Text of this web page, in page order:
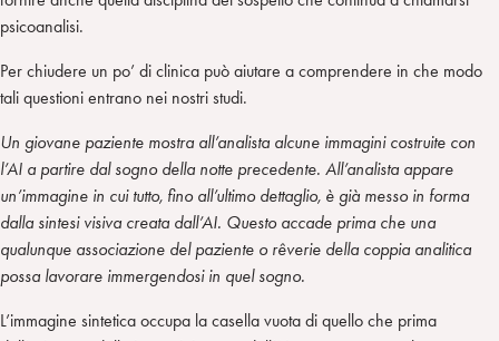
psicoanalisi.
Per chiudere un po’ di clinica può aiutare a comprendere in che modo
tali questioni entrano nei nostri studi.
Un giovane paziente mostra all’analista alcune immagini costruite con
l’AI a partire dal sogno della notte precedente. All’analista appare
un’immagine in cui tutto, fino all’ultimo dettaglio, è già messo in forma
dalla sintesi visiva creata dall’AI. Questo accade prima che una
qualunque associazione del paziente o rêverie della coppia analitica
possa lavorare immergendosi in quel sogno.
L’immagine sintetica occupa la casella vuota di quello che prima